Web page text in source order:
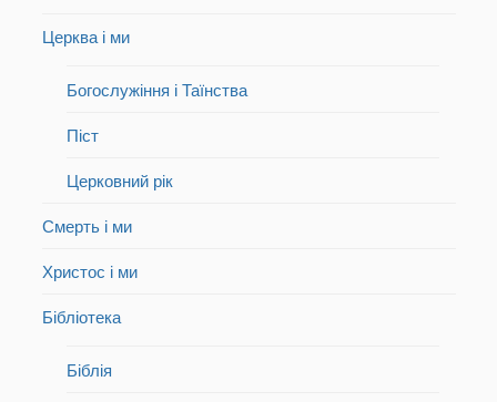
Церква і ми
Богослужіння і Таїнства
Піст
Церковний рік
Смерть і ми
Христос і ми
Бібліотека
Біблія